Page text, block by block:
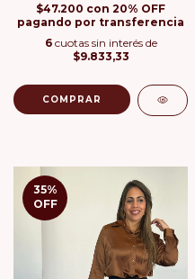
$47.200 con 20% OFF
pagando por transferencia
6 cuotas sin interés de
$9.833,33
COMPRAR
35%
OFF